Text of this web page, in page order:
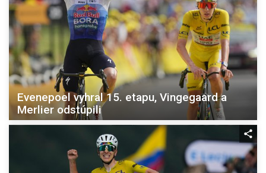
Evenepoel vyhral 15. etapu, Vingegaard a
Merlier odstúpili